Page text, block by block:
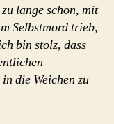
lange schon, mit
Selbstmord trieb,
bin stolz, dass
die Weichen zu